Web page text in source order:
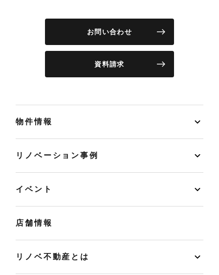
お問い合わせ
資料請求
物件情報
リノベーション事例
イベント
店舗情報
リノベ不動産とは